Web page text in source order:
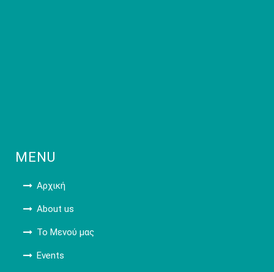
MENU
Αρχική
About us
Το Μενού μας
Events